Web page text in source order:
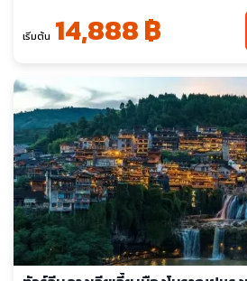
เริ่มต้น 14,888 ฿